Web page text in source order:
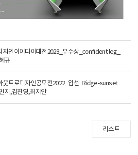
자인아이디어대전2023_우수상_confident leg_
규
웃트로디자인공모전2022_입선_Ridge-sunset_
지,김진영,최지안
리스트